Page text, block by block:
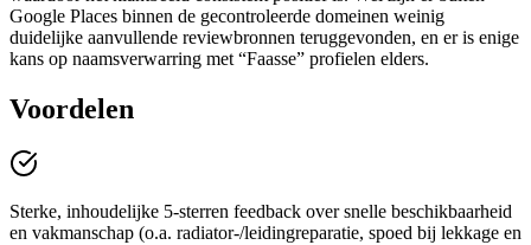
Google Places binnen de gecontroleerde domeinen weinig
duidelijke aanvullende reviewbronnen teruggevonden, en er is enige
kans op naamsverwarring met “Faasse” profielen elders.
Voordelen
Sterke, inhoudelijke 5-sterren feedback over snelle beschikbaarheid
en vakmanschap (o.a. radiator-/leidingreparatie, spoed bij lekkage en